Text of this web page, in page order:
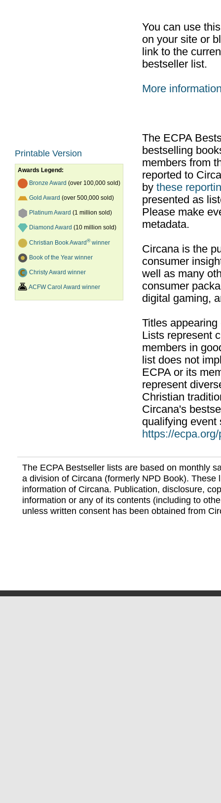
Printable Version
Awards Legend:
Bronze Award (over 100,000 sold)
Gold Award (over 500,000 sold)
Platinum Award (1 million sold)
Diamond Award (10 million sold)
Christian Book Award®winner
Book of the Year winner
Christy Award winner
ACFW Carol Award winner
You can use
on your site or
link to the
bestseller list.
More
The ECPA
bestselling
members from
reported to
by these
presented as
Please make
metadata.
Circana is the
consumer
well as many
consumer
digital gaming,
Titles
Lists represent
members in
list does not
ECPA or its
represent
Christian
Circana's
qualifying event
https://
The ECPA Bestseller lists are based on monthly
a division of Circana (formerly NPD Book). These
information of Circana. Publication, disclosure,
information or any of its contents (including to
unless written consent has been obtained from